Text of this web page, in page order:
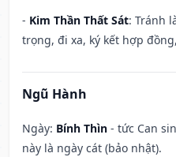
- Kim Thần Thất Sát: Tránh
trọng, đi xa, ký kết hợp
Ngũ Hành
Ngày: Bính Thìn - tức Can
này là ngày cát (bảo nhật).